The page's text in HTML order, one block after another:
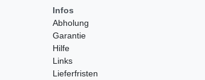
Infos
Abholung
Garantie
Hilfe
Links
Lieferfristen